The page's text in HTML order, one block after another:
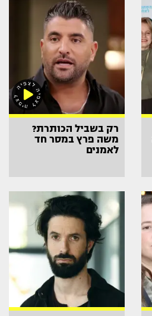
רק בשביל הכותרת?
משה פרץ במסר חד
לאמנים